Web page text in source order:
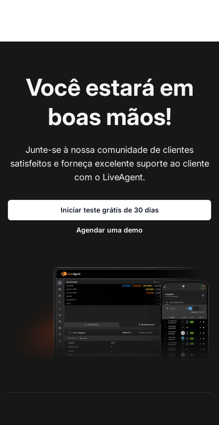
Você estará em
boas mãos!
Junte-se à nossa comunidade de clientes
satisfeitos e forneça excelente suporte ao cliente
com o LiveAgent.
Iniciar teste grátis de 30 dias
Agendar uma demo